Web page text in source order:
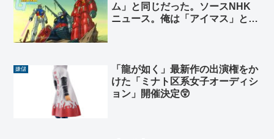
ム」と同じだった。ソースNHK
ニュース。俺は「アイマス」と同
嫌儲
「龍が如く」最新作の出演権をか
けた「ミナト区系女子オーディシ
ョン」開催決定😲